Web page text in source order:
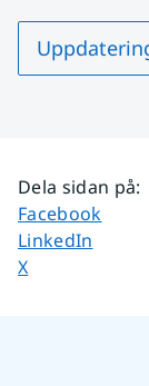
Dela sidan på:
Dela sidan på
Facebook
Dela sidan på
LinkedIn
Dela sidan på
X